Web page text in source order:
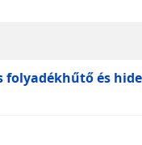
folyadékhűtő és